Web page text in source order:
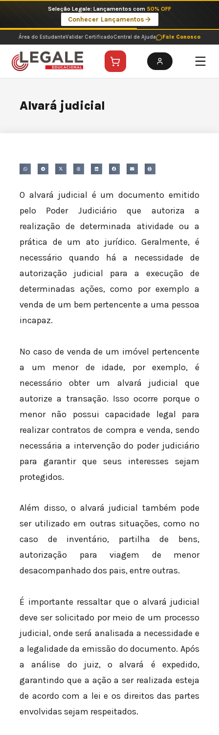
o
conteúdo
Seleção Legale: Lançamentos com 50% OFF
Conhecer Lançamentos
Área do EstudanteValidar CertificadoCentral de Ajuda Fale Conosco
Alvará judicial
O alvará judicial é um documento emitido
pelo Poder Judiciário que autoriza a
realização de determinada atividade ou a
prática de um ato jurídico. Geralmente, é
necessário quando há a necessidade de
autorização judicial para a execução de
determinadas ações, como por exemplo a
venda de um bem pertencente a uma pessoa
incapaz.
No caso de venda de um imóvel pertencente
a um menor de idade, por exemplo, é
necessário obter um alvará judicial que
autorize a transação. Isso ocorre porque o
menor não possui capacidade legal para
realizar contratos de compra e venda, sendo
necessária a intervenção do poder judiciário
para garantir que seus interesses sejam
protegidos.
Além disso, o alvará judicial também pode
ser utilizado em outras situações, como no
caso de inventário, partilha de bens,
autorização para viagem de menor
desacompanhado dos pais, entre outras.
É importante ressaltar que o alvará judicial
deve ser solicitado por meio de um processo
judicial, onde será analisada a necessidade e
a legalidade da emissão do documento. Após
a análise do juiz, o alvará é expedido,
garantindo que a ação a ser realizada esteja
de acordo com a lei e os direitos das partes
envolvidas sejam respeitados.